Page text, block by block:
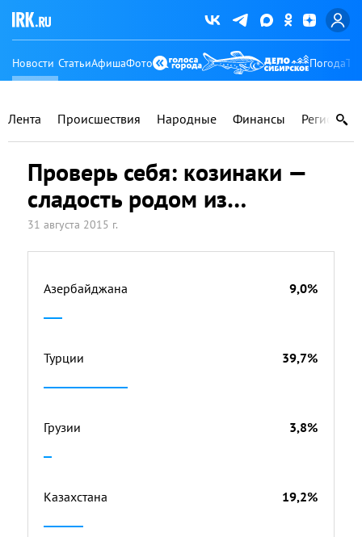
Новости СтатьиАфишаФото Погода
Лента Происшествия Народные Финансы Регионы
Проверь себя: козинаки —
сладость родом из…
31 августа 2015 г.
Азербайджана 9,0%
Турции 39,7%
Грузии 3,8%
Казахстана 19,2%